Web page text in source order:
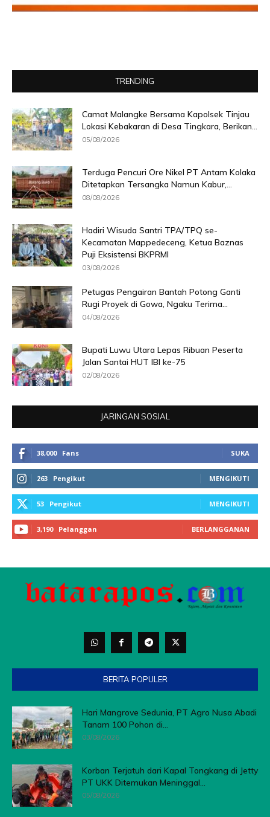
BERITA POPULER
Hari Mangrove Sedunia, PT Agro Nusa Abadi
Tanam 100 Pohon di...
03/08/2026
Korban Terjatuh dari Kapal Tongkang di Jetty
PT UKK Ditemukan Meninggal...
05/08/2026